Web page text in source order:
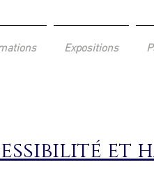
Expositions
et